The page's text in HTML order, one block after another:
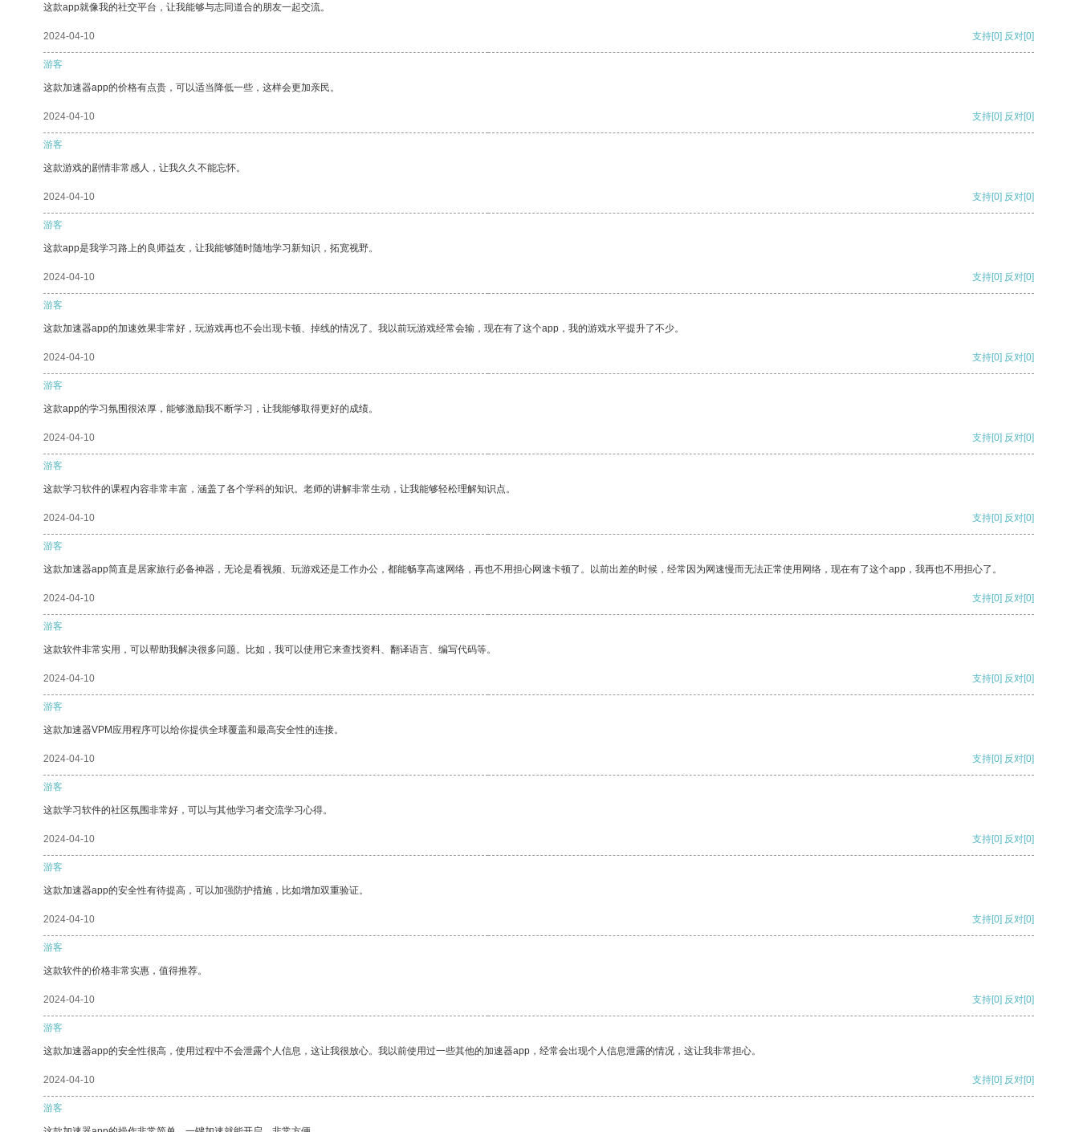
这款app就像我的社交平台，让我能够与志同道合的朋友一起交流。
2024-04-10 支持[0] 反对[0]
游客
这款加速器app的价格有点贵，可以适当降低一些，这样会更加亲民。
2024-04-10 支持[0] 反对[0]
游客
这款游戏的剧情非常感人，让我久久不能忘怀。
2024-04-10 支持[0] 反对[0]
游客
这款app是我学习路上的良师益友，让我能够随时随地学习新知识，拓宽视野。
2024-04-10 支持[0] 反对[0]
游客
这款加速器app的加速效果非常好，玩游戏再也不会出现卡顿、掉线的情况了。我以前玩游戏经常会输，现在有了这个app，我的游戏水平提升了不少。
2024-04-10 支持[0] 反对[0]
游客
这款app的学习氛围很浓厚，能够激励我不断学习，让我能够取得更好的成绩。
2024-04-10 支持[0] 反对[0]
游客
这款学习软件的课程内容非常丰富，涵盖了各个学科的知识。老师的讲解非常生动，让我能够轻松理解知识点。
2024-04-10 支持[0] 反对[0]
游客
这款加速器app简直是居家旅行必备神器，无论是看视频、玩游戏还是工作办公，都能畅享高速网络，再也不用担心网速卡顿了。以前出差的时候，经常因为网速慢而无法正常使用网络，现在有了这个app，我再也不用担心了。
2024-04-10 支持[0] 反对[0]
游客
这款软件非常实用，可以帮助我解决很多问题。比如，我可以使用它来查找资料、翻译语言、编写代码等。
2024-04-10 支持[0] 反对[0]
游客
这款加速器VPM应用程序可以给你提供全球覆盖和最高安全性的连接。
2024-04-10 支持[0] 反对[0]
游客
这款学习软件的社区氛围非常好，可以与其他学习者交流学习心得。
2024-04-10 支持[0] 反对[0]
游客
这款加速器app的安全性有待提高，可以加强防护措施，比如增加双重验证。
2024-04-10 支持[0] 反对[0]
游客
这款软件的价格非常实惠，值得推荐。
2024-04-10 支持[0] 反对[0]
游客
这款加速器app的安全性很高，使用过程中不会泄露个人信息，这让我很放心。我以前使用过一些其他的加速器app，经常会出现个人信息泄露的情况，这让我非常担心。
2024-04-10 支持[0] 反对[0]
游客